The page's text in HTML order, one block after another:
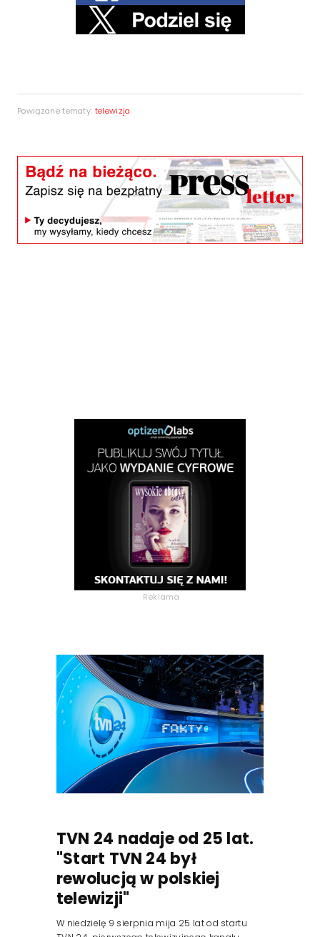
Powiązane tematy: telewizja
Reklama
TVN 24 nadaje od 25 lat.
"Start TVN 24 był
rewolucją w polskiej
telewizji"
W niedzielę 9 sierpnia mija 25 lat od startu